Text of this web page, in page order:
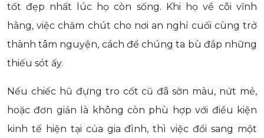
tốt đẹp nhất lúc họ còn sống. Khi họ về cõi vĩnh
hằng, việc chăm chút cho nơi an nghỉ cuối cùng trở
thành tâm nguyện, cách để chúng ta bù đắp những
thiếu sót ấy.
Nếu chiếc hũ đựng tro cốt cũ đã sờn màu, nứt mẻ,
hoặc đơn giản là không còn phù hợp với điều kiện
kinh tế hiện tại của gia đình, thì việc đổi sang một